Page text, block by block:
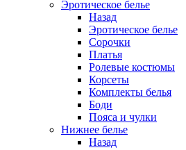
Эротическое белье
Назад
Эротическое белье
Сорочки
Платья
Ролевые костюмы
Корсеты
Комплекты белья
Боди
Пояса и чулки
Нижнее белье
Назад